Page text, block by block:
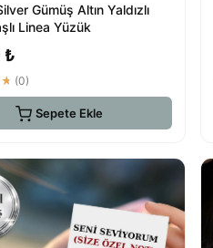
Gümüş Altın Yaldızlı
Linea Yüzük
₺
(0)
Sepete Ekle